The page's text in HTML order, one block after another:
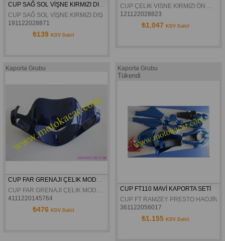
CUP SAĞ SOL VİŞNE KIRMIZI DIŞ RÜZGARLIK
CUP SAĞ SOL VİŞNE KIRMIZI DIŞ RÜZGARLIK
191122028871
₺139 KDV Dahil
CUP ÇELIK VISNE KIRMIZI ÖN ÇAMURLUK
121122028823
₺1.047 KDV Dahil
Kaporta Grubu
CUP FAR GRENAJI ÇELIK MODEL MAVİ
CUP FAR GRENAJI ÇELIK MODEL MAVİ
4111220145764
₺476 KDV Dahil
Kaporta Grubu
Tükendi
CUP FT110 MAVİ KAPORTA SETİ
CUP FT RAMZEY PRESTO HAOJİN
361122056017
₺1.155 KDV Dahil